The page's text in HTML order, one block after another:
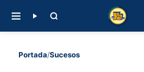
Portada/Sucesos